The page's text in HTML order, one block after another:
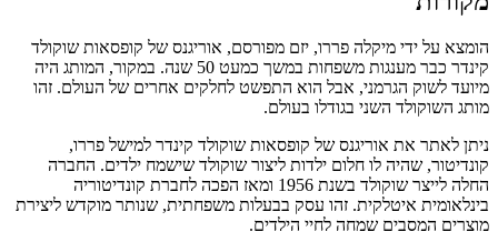
הומצא על ידי מיקלה פררו, יזם מפורסם, אוריגנס של קופסאות שוקולד
קינדר כבר מענגות משפחות במשך כמעט 50 שנה. במקור, המותג היה
מיועד לשוק הגרמני, אבל הוא התפשט לחלקים אחרים של העולם. זהו
מותג השוקולד השני בגודלו בעולם.
ניתן לאתר את אוריגנס של קופסאות שוקולד קינדר למישל פררו,
קונדיטור, שהיה לו חלום ילדות ליצור שוקולד שישמח ילדים. החברה
החלה לייצר שוקולד בשנת 1956 ומאז הפכה לחברת קונדיטוריה
בינלאומית איטלקית. זהו עסק בבעלות משפחתית, שנותר מוקדש ליצירת
מוצרים המסבים שמחה לחיי הילדים.